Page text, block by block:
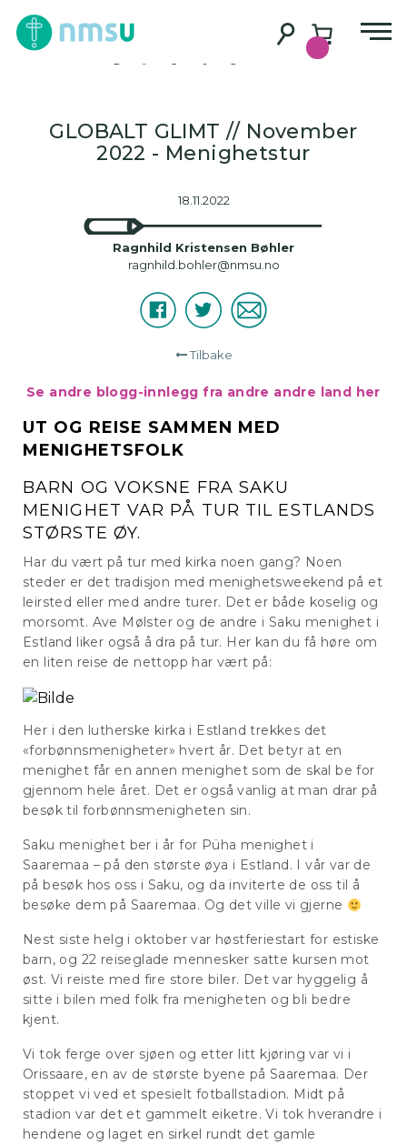
Innlegg 3/22 –
Estland
GLOBALT GLIMT // November
2022 - Menighetstur
18.11.2022
Ragnhild Kristensen Bøhler
ragnhild.bohler@nmsu.no
Del
FacebookTwitterE-
post
Tilbake
Se andre blogg-innlegg fra andre andre land her
UT OG REISE SAMMEN MED
MENIGHETSFOLK
BARN OG VOKSNE FRA SAKU
MENIGHET VAR PÅ TUR TIL ESTLANDS
STØRSTE ØY.
Har du vært på tur med kirka noen gang? Noen
steder er det tradisjon med menighetsweekend på et
leirsted eller med andre turer. Det er både koselig og
morsomt. Ave Mølster og de andre i Saku menighet i
Estland liker også å dra på tur. Her kan du få høre om
en liten reise de nettopp har vært på:
Her i den lutherske kirka i Estland trekkes det
«forbønnsmenigheter» hvert år. Det betyr at en
menighet får en annen menighet som de skal be for
gjennom hele året. Det er også vanlig at man drar på
besøk til forbønnsmenigheten sin.
Saku menighet ber i år for Püha menighet i
Saaremaa – på den største øya i Estland. I vår var de
på besøk hos oss i Saku, og da inviterte de oss til å
besøke dem på Saaremaa. Og det ville vi gjerne
Nest siste helg i oktober var høstferiestart for estiske
barn, og 22 reiseglade mennesker satte kursen mot
øst. Vi reiste med fire store biler. Det var hyggelig å
sitte i bilen med folk fra menigheten og bli bedre
kjent.
Vi tok ferge over sjøen og etter litt kjøring var vi i
Orissaare, en av de største byene på Saaremaa. Der
stoppet vi ved et spesielt fotballstadion. Midt på
stadion var det et gammelt eiketre. Vi tok hverandre i
hendene og laget en sirkel rundt det gamle